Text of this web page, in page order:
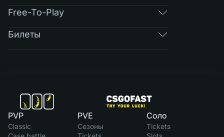
Free-To-Play
Билеты
PVP
Classic
PVE
Сезоны
Соло
Tickets